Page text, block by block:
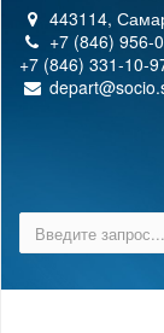
443114,
+7 (846) 956-
+7 (846) 331-10-